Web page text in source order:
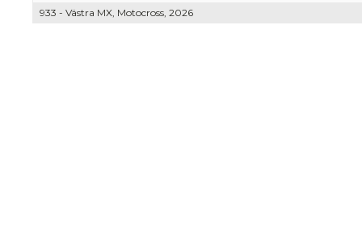
933 - Västra MX, Motocross, 2026